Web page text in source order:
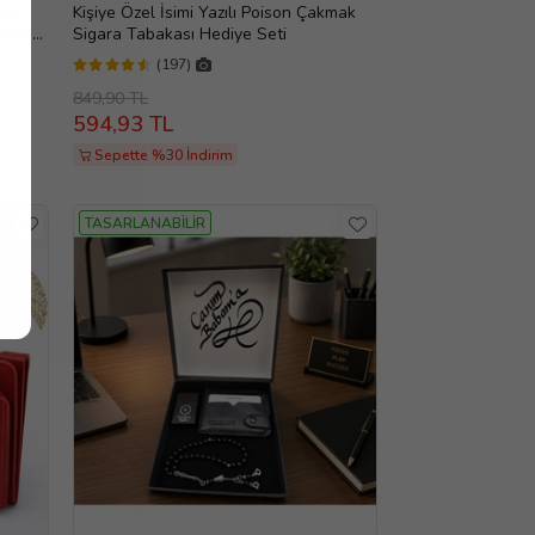
Kişiye Özel İsimi Yazılı Poison Çakmak
Sigara Tabakası Hediye Seti
(197)
849,90 TL
594,93 TL
Sepette %30 İndirim
TASARLANABİLİR